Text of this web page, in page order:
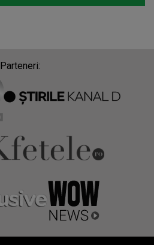
Parteneri: